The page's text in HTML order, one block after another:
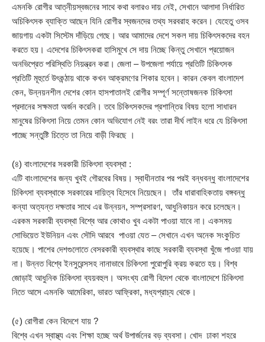
এমনকি রোগীর আত্নীয়স্বজনের সাথে কথা বলারও দায় নেই, সেখানে আলাদা নির্ধারিত
অচিকিৎসক ব্যাক্তি আছেন যিনি রোগীর স্বজনদের তথ্য সরবরাহ করেন। যেহেতু ওসব
জায়গায় একটা সিস্টেম দাঁড়িয়ে গেছে। আর আমাদের দেশে সকল দায় চিকিৎসকদের বহন
করতে হয়। এদেশের চিকিৎসকরা হাসিমুখে সে দায় নিচ্ছে কিন্তু সেখানে প্রয়োজন
অনভিপ্রেত পরিস্থিতি নিয়ন্ত্রন করা। জেলা – উপজেলা পর্যায়ে প্রতিটি চিকিৎসক
প্রতিটি মূহুর্তে উৎকন্ঠায় থাকে কখন আক্রমণের শিকার হবেন। কারন কেবল বাংলাদেশ
কেন, উন্নয়নশীল দেশের কোন হাসপাতালই রোগীর সম্পূর্ণ সন্তোষজনক চিকিৎসা
প্রদানের সক্ষমতা অর্জন করেনি। তবে চিকিৎসকদের প্রশান্তির বিষয় হলো সাধারন
মানুষের চিকিৎসা নিয়ে তেমন কোন অভিযোগ নেই বরং তারা দীর্ঘ লাইন ধরে যে চিকিৎসা
পাচ্ছে সন্তুষ্টি চিত্তে তা নিয়ে বাড়ী ফিরছে ।
(৪) বাংলাদেশের সরকারী চিকিৎসা ব্যবস্থা :
এটি বাংলাদেশের জন্য খুবই গৌরবের বিষয়। স্বাধীনতার পর পরই বন্ধবন্ধু বাংলাদেশের
চিকিৎসা ব্যবস্থাকে সরকারের দায়িত্ব হিসেবে নিয়েছেন। তাঁর ধারাবাহিকতায় বঙ্গবন্ধু
কন্যা অত্যন্ত দক্ষতার সাথে এর উন্নয়ন, সম্প্রসারণ, আধুনিকায়ন করে চলেছেন।
এরকম সরকারী ব্যবস্থা বিশ্বে আর কোথাও খুব একটা পাওয়া যাবে না। একসময়
সোভিয়েত ইউনিয়ন এবং সৌদি আরবে পাওয়া যেত – সেখানে এখন অনেক সংকুচিত
হয়েছে। পাশের দেশগুলোতে বেসরকারী ব্যবস্থার কাছে সরকারী ব্যবস্থা খুঁজে পাওয়া যায়
না। উন্নত বিশ্বে ইনসুরেন্সসহ নানাভাবে চিকিৎসা পুরোপুরি ক্রয় করতে হয়। বিশ্ব
জোড়াই আধুনিক চিকিৎসা ব্যয়বহুল। অসংখ্য রোগী বিদেশ থেকে বাংলাদেশে চিকিৎসা
নিতে আসে এমনকি আমেরিকা, ভারত আফ্রিকা, মধ্যপ্রাচ্য থেকে।
(৫) রোগীরা কেন বিদেশে যায় ?
বিশ্বে এখন স্বাস্থ্য এবং শিক্ষা হচ্ছে অর্থ উপার্জনের বড় ব্যবসা। খোদ ঢাকা শহরে